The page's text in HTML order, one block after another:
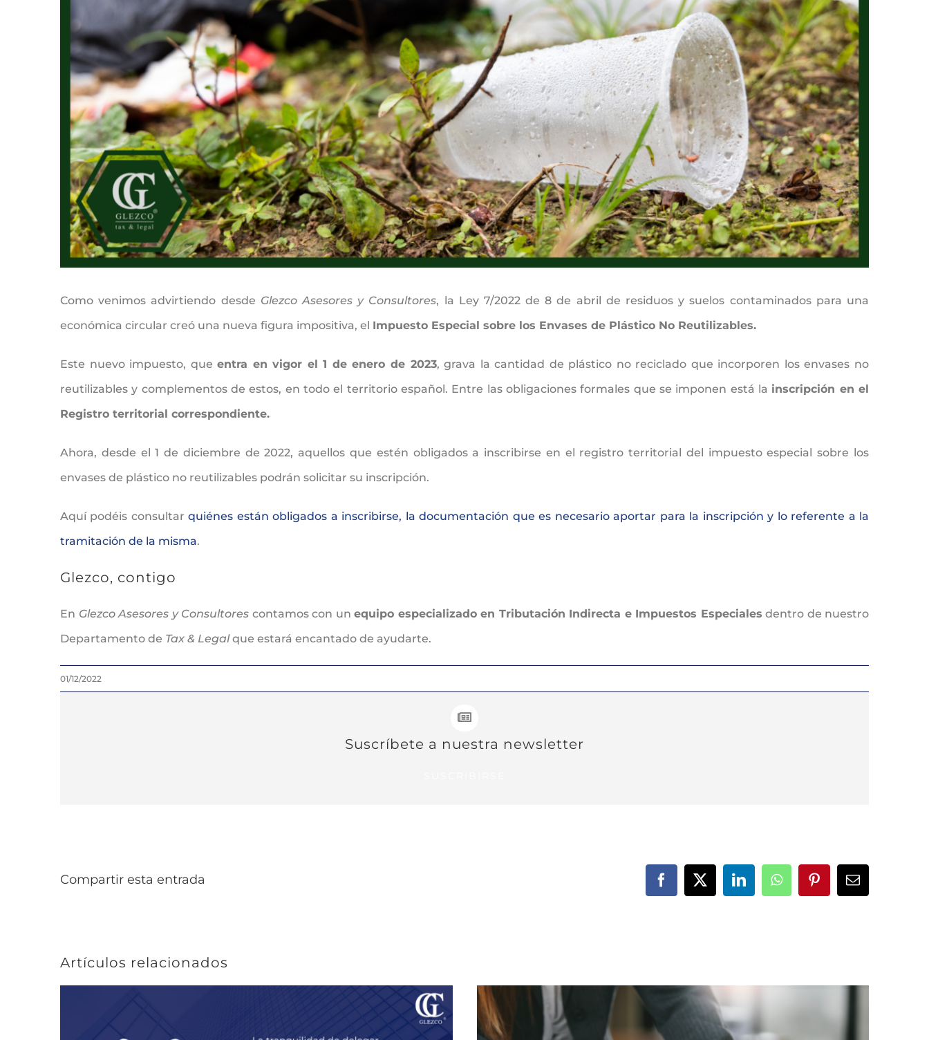
Como venimos advirtiendo desde Glezco Asesores y Consultores, la Ley 7/2022 de 8 de abril de residuos y suelos contaminados para una
económica circular creó una nueva figura impositiva, el Impuesto Especial sobre los Envases de Plástico No Reutilizables.
Este nuevo impuesto, queentra en vigor el 1 de enero de 2023, grava la cantidad de plástico no reciclado que incorporen los envases no
reutilizables y complementos de estos, en todo el territorio español. Entre las obligaciones formales que se imponen está la inscripción en el
Registro territorial correspondiente.
Ahora, desde el 1 de diciembre de 2022, aquellos que estén obligados a inscribirse en el registro territorial del impuesto especial sobre los
envases de plástico no reutilizables podrán solicitar su inscripción.
Aquí podéis consultarquiénes están obligados a inscribirse, la documentación que es necesario aportar para la inscripción y lo referente a la
tramitación de la misma.
Glezco, contigo
En Glezco Asesores y Consultores contamos con un equipo especializado en Tributación Indirecta e Impuestos Especiales dentro de nuestro
Departamento de Tax & Legalque estará encantado de ayudarte.
01/12/2022
Suscríbete a nuestra newsletter
Compartir esta entrada Facebook
X LinkedInWhatsAppPinterestCorreo
electrónico
Artículos relacionados